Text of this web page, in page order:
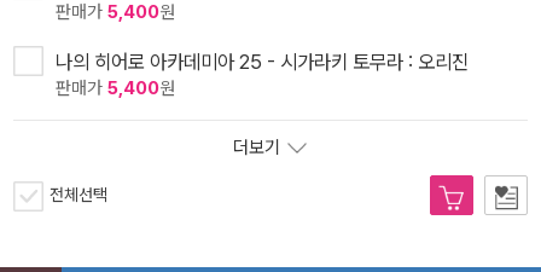
판매가 5,400원
나의 히어로 아카데미아 25 - 시가라키 토무라 : 오리진
판매가 5,400원
더보기
전체선택